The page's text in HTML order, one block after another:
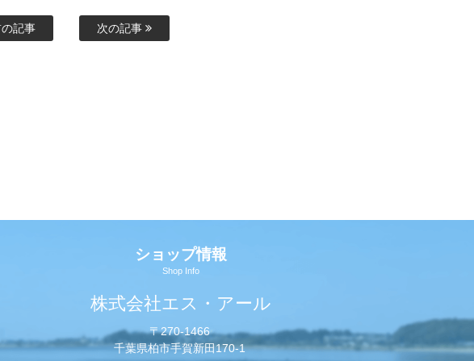
記事 次の記事
ショップ情報
Shop Info
株式会社エス・アール
〒270-1466
千葉県柏市手賀新田170-1